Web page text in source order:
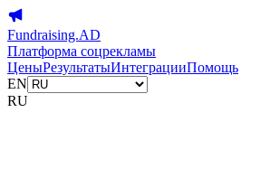
Fundraising.AD
Платформа соцрекламы
ЦеныРезультатыИнтеграцииПомощь
EN
RU